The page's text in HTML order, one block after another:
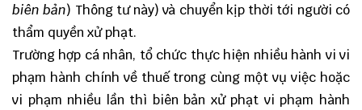
biên bản) Thông tư này) và chuyển kịp thời tới người có
thẩm quyền xử phạt.
Trường hợp cá nhân, tổ chức thực hiện nhiều hành vi vi
phạm hành chính về thuế trong cùng một vụ việc hoặc
vi phạm nhiều lần thì biên bản xử phạt vi phạm hành